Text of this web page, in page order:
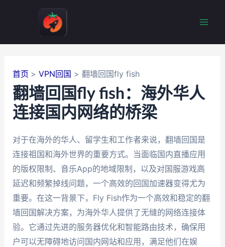
首页 VPN回国 翻墙回国fly fish
翻墙回国fly fish：海外华人
连接国内网络的桥梁
对于在海外的华人、留学生和工作者来说，翻墙回国是
连接祖国和海外世界的重要方式。当面临国内直播应用
的版权限制、音乐App的地域限制，以及对国服游戏高
延迟和频繁掉线问题，一个高效的回国加速器变得尤为
重要。在这一背景下，Fly Fish作为一个高效和稳定的翻
墙回国解决方案，为海外华人提供了无缝的网络连接体
验。它通过先进的服务器优化和智能路由技术，确保用
户可以无障碍地访问国内网站和应用，满足他们在娱